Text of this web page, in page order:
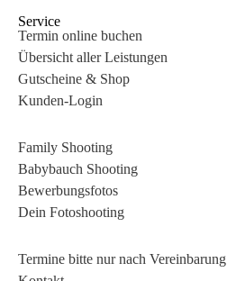
Service
Termin online buchen
Übersicht aller Leistungen
Gutscheine & Shop
Kunden-Login
Family Shooting
Babybauch Shooting
Bewerbungsfotos
Dein Fotoshooting
Termine bitte nur nach Vereinbarung